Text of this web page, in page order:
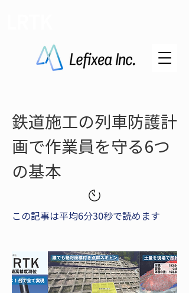
鉄道施工の列車防護計
画で作業員を守る6つ
の基本
この記事は平均6分30秒で読めます